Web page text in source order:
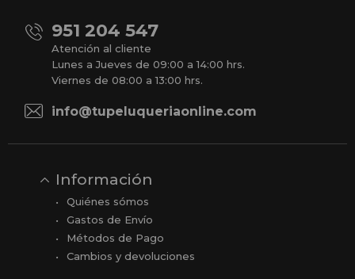
951 204 547
Atención al cliente
Lunes a Jueves de 09:00 a 14:00 hrs.
Viernes de 08:00 a 13:00 hrs.
info@tupeluqueriaonline.com
Información
Quiénes sómos
Gastos de Envío
Métodos de Pago
Cambios y devoluciones